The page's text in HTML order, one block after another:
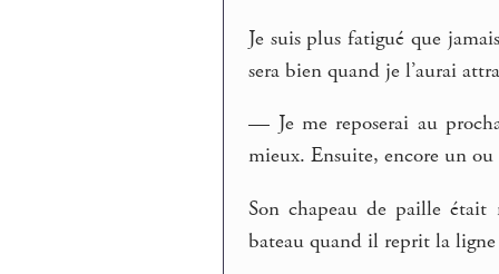
Je suis plus fatigué que
sera bien quand je l’aurai
— Je me reposerai au
mieux. Ensuite, encore un
Son chapeau de paille
bateau quand il reprit la